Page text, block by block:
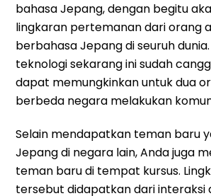
bahasa Jepang, dengan begitu
lingkaran pertemanan dari orang
berbahasa Jepang di seuruh
teknologi sekarang ini sudah
dapat memungkinkan untuk dua
berbeda negara melakukan
Selain mendapatkan teman baru
Jepang di negara lain, Anda juga
teman baru di tempat kursus.
tersebut didapatkan dari interaksi